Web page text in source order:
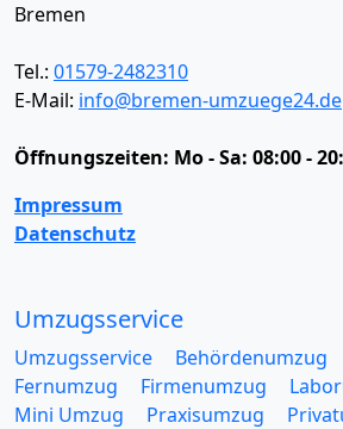
Bremen
Tel.: 01579-2482310
E-Mail: info@bremen-umzuege24.de
Öffnungszeiten: Mo - Sa: 08:00 -
Impressum
Datenschutz
Umzugsservice
Umzugsservice Behördenumzug
Fernumzug
Firmenumzug
Mini Umzug
Praxisumzug